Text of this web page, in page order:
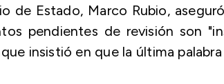
de Estado, Marco Rubio,
pendientes de revisión son
insistió en que la última